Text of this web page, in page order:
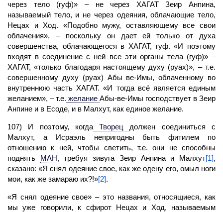
через тело (гуф)» – не через ХАГАТЗеир Анпина,
называемый тело, и не через одеяния, облачающие тело,
Нецах и Ход. «Подобно мужу, оставляющему все свои
облачения», – поскольку он дает ей только от духа
совершенства, облачающегося в ХАГАТ, гуф. «И поэтому
входят в соединение с ней все эти органы тела (гуф)» –
ХАГАТ, «только благодаря настоящему духу (руах)», – т.е.
совершенному духу (руах) Абы ве-Имы, облаченному во
внутреннюю часть ХАГАТ. «И тогда всё является единым
желанием», – т.е. желание Абы-ве-Имы господствует в Зеир
Анпине и в Есоде, и в Малхут, как единое желание.
107) И поэтому, когдаТворец должен соединиться с
Малхут, а Исраэль непригодны быть фитилем по
отношению к ней, чтобы светить, т.е. они не способны
поднять
МАН, требуя зивуга Зеир Анпина и Малхут[1],
сказано: «Я снял одеяние свое, как же одену его, омыл ноги
мои, как же замараю их?!»[2].
«Я снял одеяние свое» – это названия, относящиеся, как
мы уже говорили, к сфирот Нецах и Ход, называемым